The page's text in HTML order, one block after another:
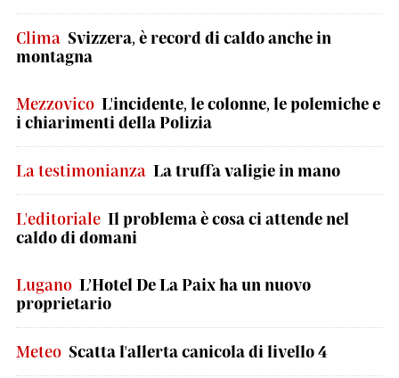
Clima Svizzera, è record di caldo anche in
montagna
Mezzovico L'incidente, le colonne, le polemiche e
i chiarimenti della Polizia
La testimonianza La truffa valigie in mano
L'editoriale Il problema è cosa ci attende nel
caldo di domani
Lugano L’Hotel De La Paix ha un nuovo
proprietario
Meteo Scatta l'allerta canicola di livello 4